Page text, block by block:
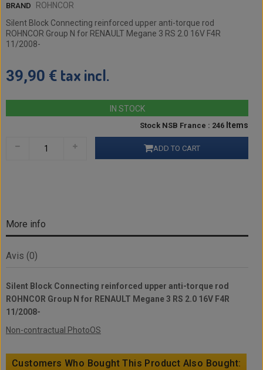
BRAND
ROHNCOR
Silent Block Connecting reinforced upper anti-torque rod
ROHNCOR Group N for RENAULT Megane 3 RS 2.0 16V F4R
11/2008-
39,90 € tax incl.
IN STOCK
Stock NSB France : 246 Items
ADD TO CART
More info
Avis (0)
Silent Block Connecting reinforced upper anti-torque rod
ROHNCOR Group N for RENAULT Megane 3 RS 2.0 16V F4R
11/2008-
Non-contractual PhotoOS
Customers Who Bought This Product Also Bought: